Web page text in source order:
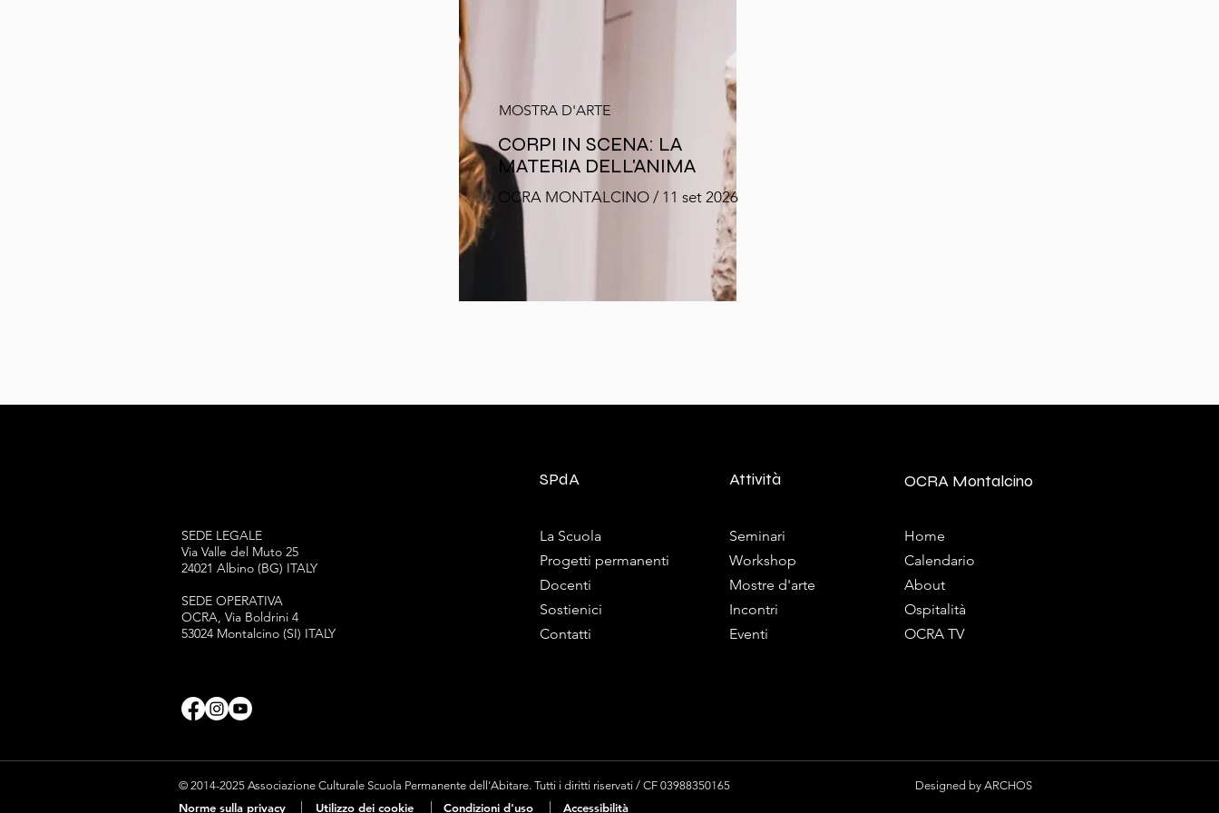
MOSTRA D'ARTE
CORPI IN SCENA: LA
MATERIA DELL'ANIMA
OCRA MONTALCINO / 11 set 2026
SEDE LEGALE
Via Valle del Muto 25
24021 Albino (BG) ITALY
SEDE OPERATIVA
OCRA, Via Boldrini 4
53024 Montalcino (SI) ITALY
SPdA
La Scuola
Progetti permanenti
Docenti
Sostienici
Contatti
Attività
Seminari
Workshop
Mostre d'arte
Incontri
Eventi
OCRA Montalcino
Home
Calendario
About
Ospitalità
OCRA TV
© 2014-2025 Associazione Culturale Scuola Permanente dell'Abitare. Tutti i diritti riservati / CF 03988350165
Norme sulla privacy Utilizzo dei cookie Condizioni d'uso Accessibilità
Designed by ARCHOS